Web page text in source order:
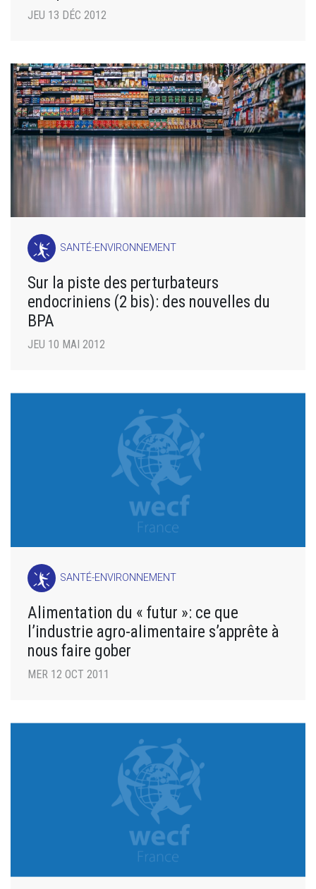
JEU 13 DÉC 2012
SANTÉ-ENVIRONNEMENT
Sur la piste des perturbateurs
endocriniens (2 bis): des nouvelles du
BPA
JEU 10 MAI 2012
SANTÉ-ENVIRONNEMENT
Alimentation du « futur »: ce que
l’industrie agro-alimentaire s’apprête à
nous faire gober
MER 12 OCT 2011